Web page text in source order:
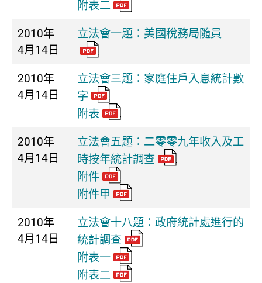
附表二
2010年
4月14日
立法會一題：美國稅務局隨員
2010年
4月14日
立法會三題：家庭住戶入息統計數
字
附表
2010年
4月14日
立法會五題：二零零九年收入及工
時按年統計調查
附件
附件甲
2010年
4月14日
立法會十八題：政府統計處進行的
統計調查
附表一
附表二